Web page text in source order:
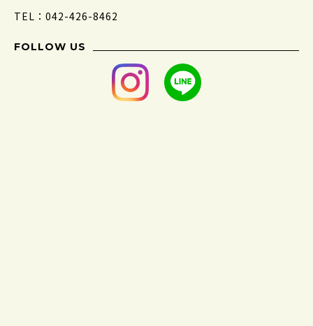
TEL：042-426-8462
FOLLOW US